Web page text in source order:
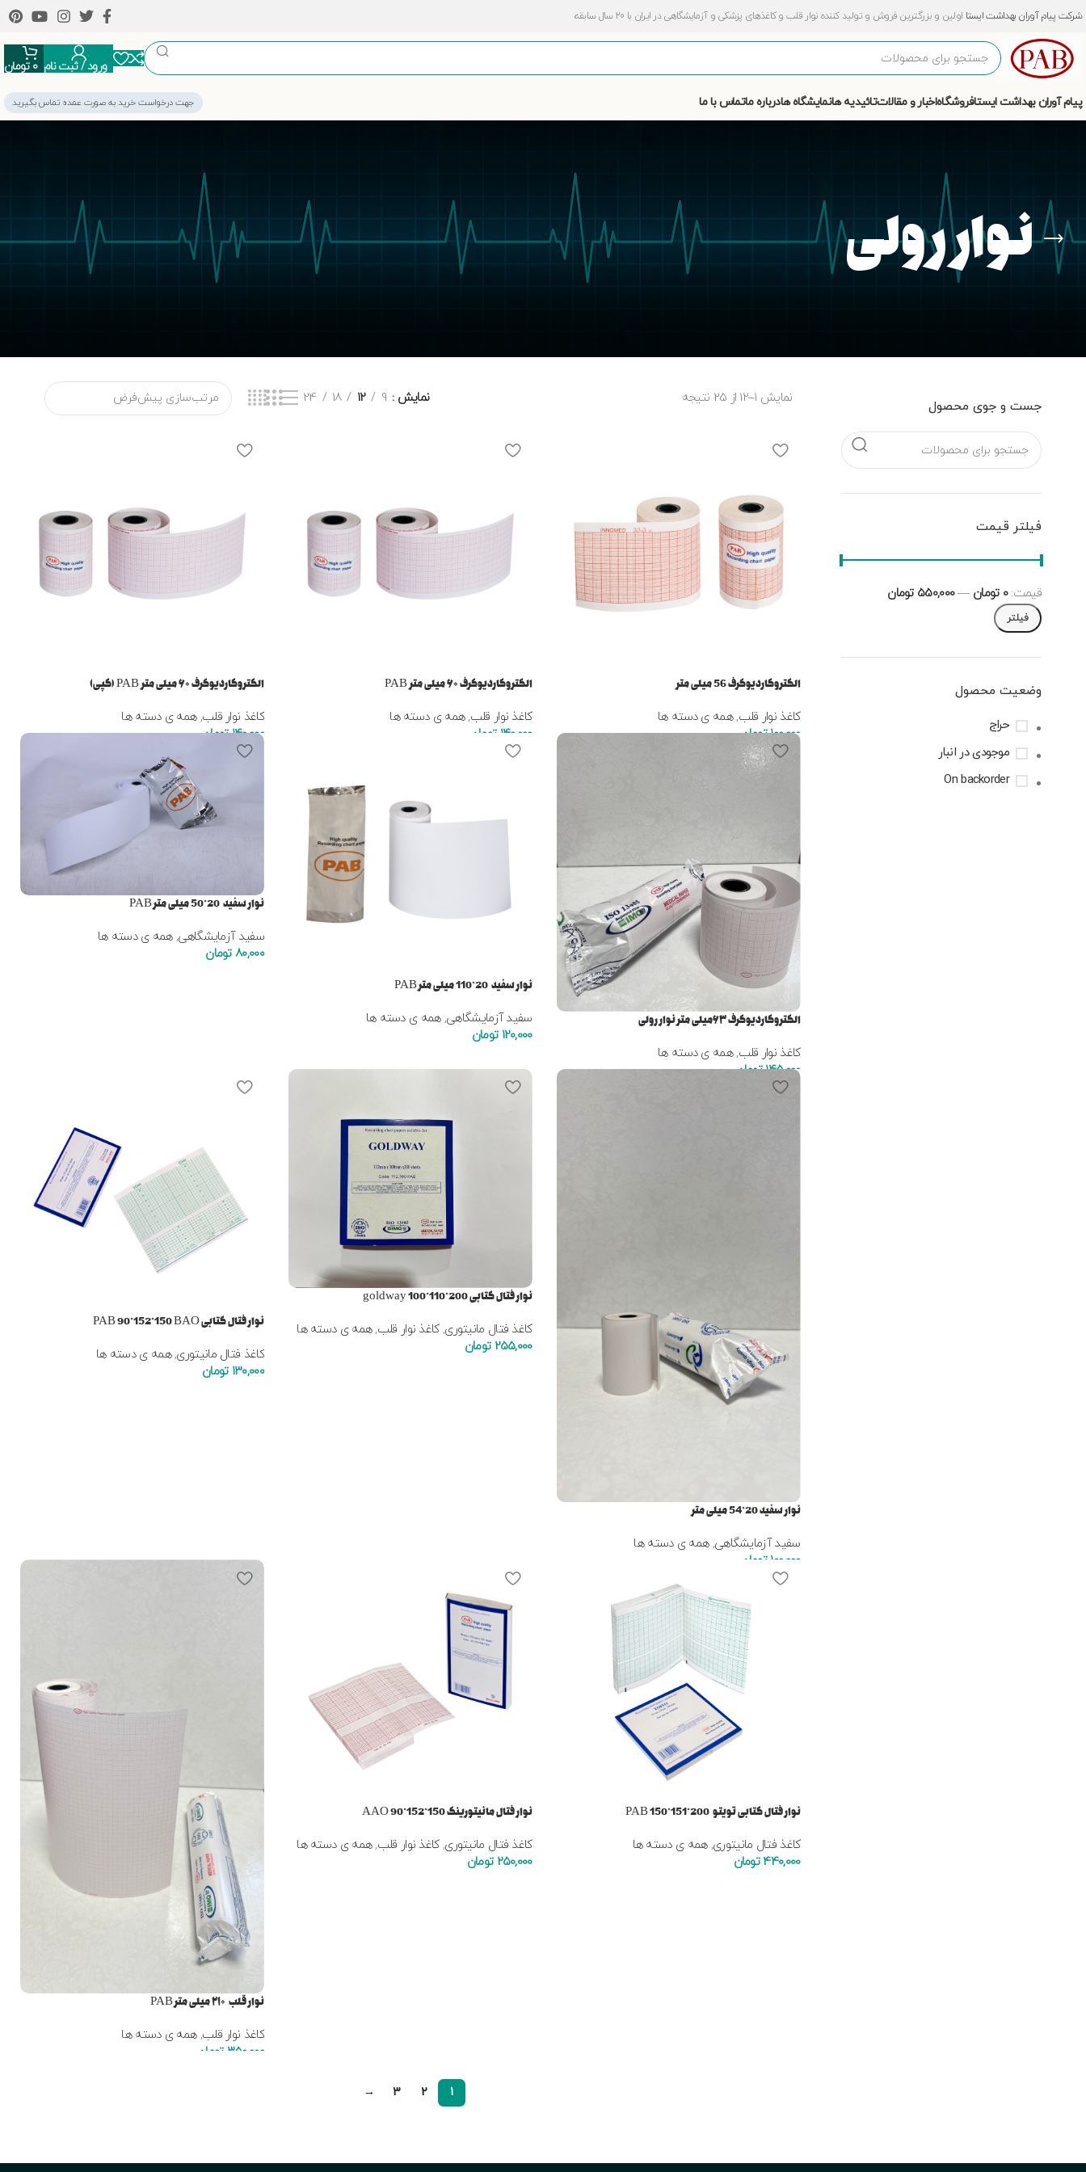
شرکت پیام آوران بهداشت ایستا اولین و بزرگترین فروش و تولید کننده نوار قلب و کاغذهای پزشکی و آزمایشگاهی در ایران با 20 سال سابقه
ورود / ثبت نام 0 تومان
پیام آوران بهداشت ایستافروشگاهاخبار و مقالاتتائیدیه هانمایشگاه هادرباره ماتماس با ما جهت درخواست خرید به صورت عمده تماس بگیرید
نوار رولی
جست و جوی محصول
فیلتر قیمت
فیلتر
قیمت:0 تومان —550,000 تومان
وضعیت محصول
حراج
موجودی در انبار
On backorder
نمایش 1–12 از 25 نتیجه نمایش 9
12
18
24
الکتروکاردیوگرف 56 میلی متر
کاغذ نوار قلب,همه ی دسته ها
100,000 تومان
الکتروکاردیوگرف ۶۰ میلی متر PAB
کاغذ نوار قلب,همه ی دسته ها
140,000 تومان
الکتروکاردیوگرف ۶۰ میلی متر PAB (کپی)
کاغذ نوار قلب,همه ی دسته ها
140,000 تومان
الکتروکاردیوگرف ۶۳میلی متر نوار رولی
کاغذ نوار قلب,همه ی دسته ها
145,000 تومان
نوار سفید 20*110 میلی متر PAB
سفید آزمایشگاهی,همه ی دسته ها
120,000 تومان
نوار سفید 20*50 میلی متر PAB
سفید آزمایشگاهی,همه ی دسته ها
80,000 تومان
نوار سفید 20*54 میلی متر
سفید آزمایشگاهی,همه ی دسته ها
100,000 تومان
نوار فتال کتابی goldway 100*110*200
کاغذ فتال مانیتوری,کاغذ نوار قلب,همه ی دسته ها
255,000 تومان
نوار فتال کتابی PAB 90*152*150 BAO
کاغذ فتال مانیتوری,همه ی دسته ها
130,000 تومان
نوار فتال کتابی تویتو 200*151*150 PAB
کاغذ فتال مانیتوری,همه ی دسته ها
440,000 تومان
نوار فتال مانیتورینگ 150*152*90 AAO
کاغذ فتال مانیتوری,کاغذ نوار قلب,همه ی دسته ها
250,000 تومان
نوار قلب ۲۱۰ میلی متر PAB
کاغذ نوار قلب,همه ی دسته ها
350,000 تومان
1
2
3
→